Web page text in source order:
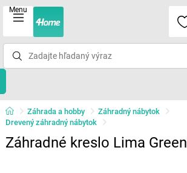
Menu
Záhrada a hobby
Záhradný nábytok
Drevený záhradný nábytok
Záhradné kreslo Lima Green